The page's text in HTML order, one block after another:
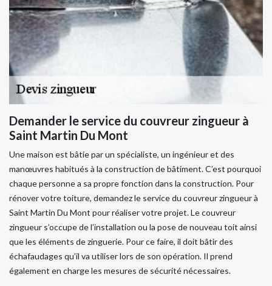
Demander le service du couvreur zingueur à
Saint Martin Du Mont
Une maison est bâtie par un spécialiste, un ingénieur et des
manœuvres habitués à la construction de bâtiment. C’est pourquoi
chaque personne a sa propre fonction dans la construction. Pour
rénover votre toiture, demandez le service du couvreur zingueur à
Saint Martin Du Mont pour réaliser votre projet. Le couvreur
zingueur s’occupe de l’installation ou la pose de nouveau toit ainsi
que les éléments de zinguerie. Pour ce faire, il doit bâtir des
échafaudages qu’il va utiliser lors de son opération. Il prend
également en charge les mesures de sécurité nécessaires.